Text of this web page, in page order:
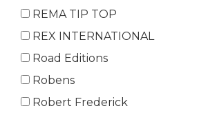
REMA TIP TOP
REX INTERNATIONAL
Road Editions
Robens
Robert Frederick